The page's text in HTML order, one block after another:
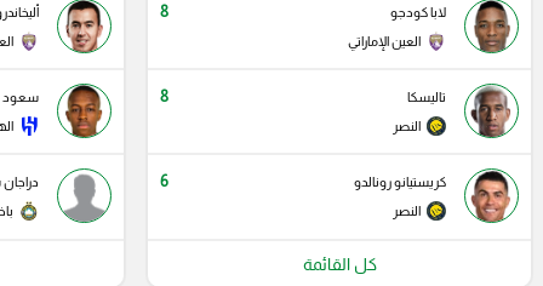
لابا كودجو 8
العين الإماراتي
تاليسكا 8
النصر
كريستيانو رونالدو 6
النصر
كل القائمة
سعود